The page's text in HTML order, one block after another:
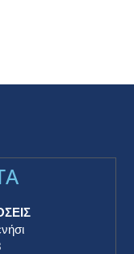
και απόλυτη
μήνυμα του